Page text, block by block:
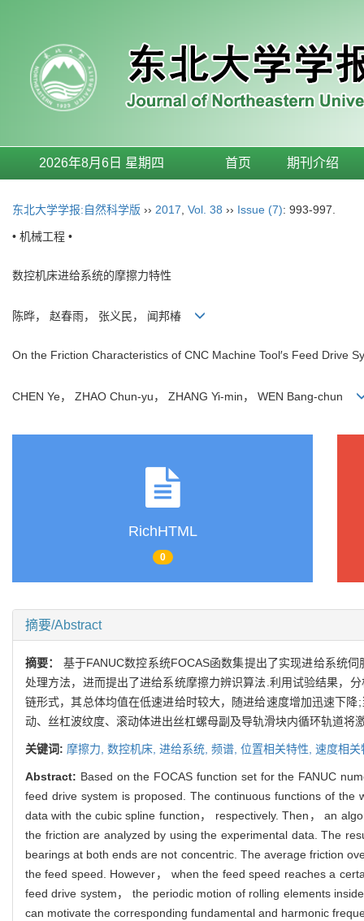
2026年8月6日 星期四 首页 期刊介绍
东北大学学报:自然科学版 ›› 2017 Vol. 38 ›› Issue (7): 993-997.
• 机械工程 •
数控机床进给系统的摩擦力特性
陈晔， 赵春雨， 张义民， 闻邦椿
On the Friction Characteristics of CNC Machine Tool′s Feed Drive
CHEN Ye， ZHAO Chun-yu， ZHANG Yi-min， WEN Bang-chun
RichHTML
0
摘要/Abstract
摘要： 基于FANUC数控系统FOCAS函数集提出了实现进给系统
处理方法，进而提出了进给系统摩擦力辨识算法.利用试验结果，
链形式，其总体均值在低速进给时较大，随进给速度增加迅速下
动、丝杠波纹度、滚动体进出丝杠螺母副及导轨滑块内循环轨道将
关键词: 摩擦力, 数控机床, 进给系统, 频谱, 位置相关特性, 速度相关
Abstract: Based on the FOCAS function set for the FANUC
feed drive system is proposed. The continuous functions of
data with the cubic spline function， respectively. Then， an
the friction are analyzed by using the experimental data. The
bearings at both ends are not concentric. The average friction
the feed speed. However， when the feed speed reaches a
feed drive system， the periodic motion of rolling elements
can motivate the corresponding fundamental and harmonic